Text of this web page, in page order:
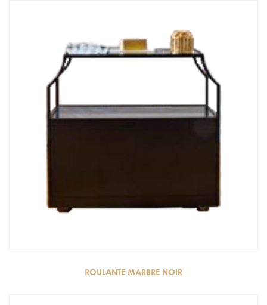
ROULANTE MARBRE NOIR